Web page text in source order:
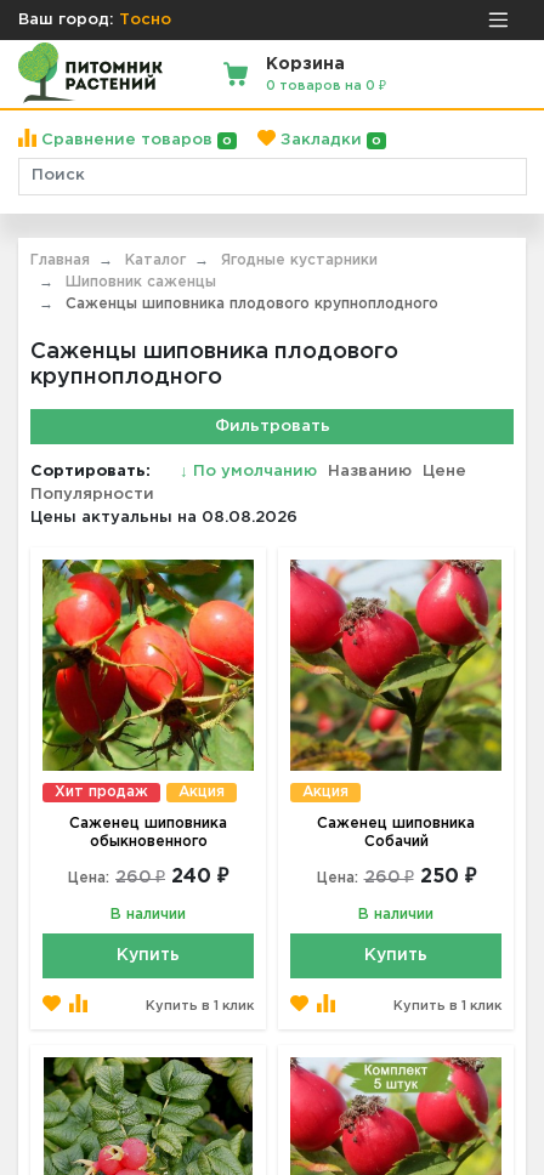
Ваш город: Тосно
Корзина
0 товаров на 0 ₽
Сравнение товаров 0 Закладки 0
Главная Каталог
Ягодные кустарники
Шиповник саженцы
Саженцы шиповника плодового крупноплодного
Саженцы шиповника плодового
крупноплодного
Фильтровать
Сортировать: ↓ По умолчанию Названию
Цене
Популярности
Цены актуальны на 08.08.2026
Хит продаж Акция
Саженец шиповника
обыкновенного
Цена: 260 ₽ 240 ₽
В наличии
Купить
Купить в 1 клик
Акция
Саженец шиповника
Собачий
Цена: 260 ₽ 250 ₽
В наличии
Купить
Купить в 1 клик